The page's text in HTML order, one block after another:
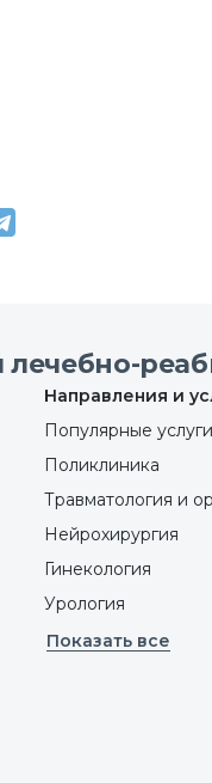
лечебно-
Направления и
Популярные услуги
Поликлиника
Травматология и
Нейрохирургия
Гинекология
Урология
Показать все